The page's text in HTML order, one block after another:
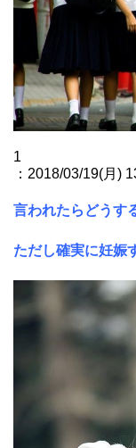
1
：2018/03/19(月)
言われたらどうす
ただし確実に妊娠